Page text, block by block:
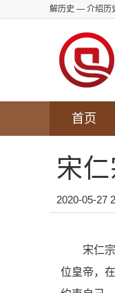
解历史 — 介绍历
首页
宋
2020-05-27
宋仁
位皇帝，